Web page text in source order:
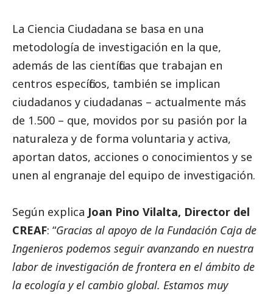
La Ciencia Ciudadana se basa en una
metodología de investigación en la que,
además de las científicas que trabajan en
centros específicos, también se implican
ciudadanos y ciudadanas – actualmente más
de 1.500 – que, movidos por su pasión por la
naturaleza y de forma voluntaria y activa,
aportan datos, acciones o conocimientos y se
unen al engranaje del equipo de investigación.
Según explica Joan Pino Vilalta, Director del
CREAF: “Gracias al apoyo de la Fundación Caja de
Ingenieros podemos seguir avanzando en nuestra
labor de investigación de frontera en el ámbito de
la ecología y el cambio global. Estamos muy